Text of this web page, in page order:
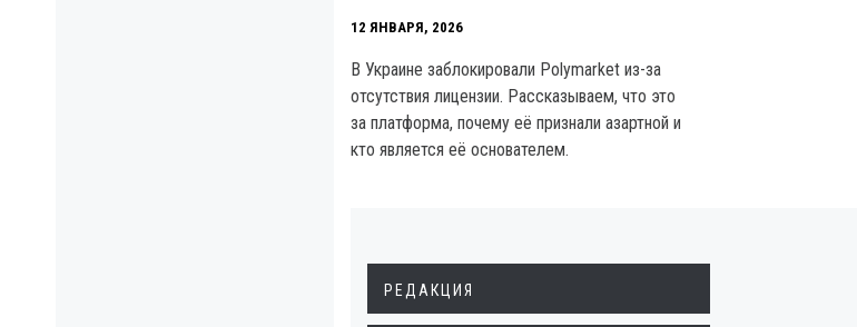
12 ЯНВАРЯ, 2026
В Украине заблокировали Polymarket из-за
отсутствия лицензии. Рассказываем, что это
за платформа, почему её признали азартной и
кто является её основателем.
РЕДАКЦИЯ